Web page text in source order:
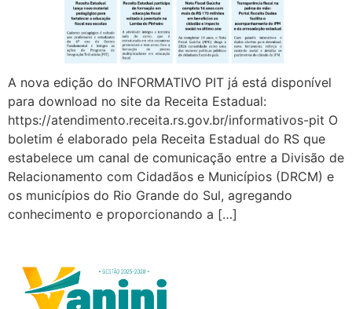
A nova edição do INFORMATIVO PIT já está disponível
para download no site da Receita Estadual:
https://atendimento.receita.rs.gov.br/informativos-pit O
boletim é elaborado pela Receita Estadual do RS que
estabelece um canal de comunicação entre a Divisão de
Relacionamento com Cidadãos e Municípios (DRCM) e
os municípios do Rio Grande do Sul, agregando
conhecimento e proporcionando a […]